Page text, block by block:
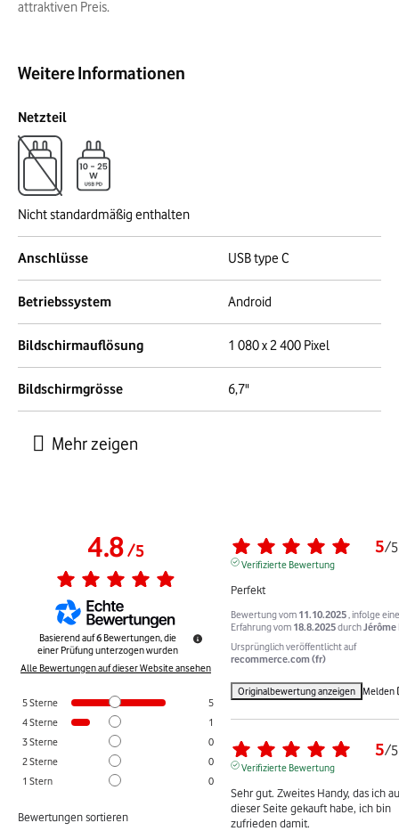
attraktiven Preis.
Weitere Informationen
Netzteil
Nicht standardmäßig enthalten
Anschlüsse USB type C
Betriebssystem Android
Bildschirmauflösung 1 080 x 2 400 Pixel
Bildschirmgrösse 6,7"
4.8/5
Basierend auf6 Bewertungen, die
einer Prüfung unterzogen wurden
Alle Bewertungen auf dieser Website ansehen
5Sterne
5
4Sterne
1
3Sterne
0
2Sterne
0
1 Stern 0
Bewertungen sortieren
5/5
Verifizierte Bewertung
Perfekt
Bewertung vom 11.10.2025 , infolge
Erfahrung vom 18.8.2025durchJérôme
Ursprünglich veröffentlicht auf
recommerce.com (fr)
Originalbewertung anzeigen Melden
5/5
Verifizierte Bewertung
Sehr gut. Zweites Handy, das ich
dieser Seite gekauft habe, ich bin
zufrieden damit.